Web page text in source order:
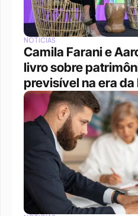
NOTÍCIAS
Camila Farani e
livro sobre
previsível na era da